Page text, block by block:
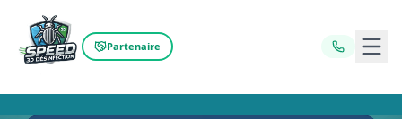
Partenaire